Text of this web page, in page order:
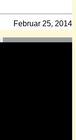
Februar 25, 2014